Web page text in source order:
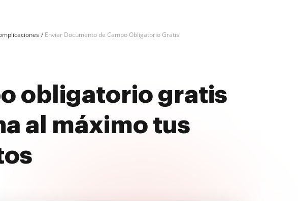
Enviar Documento de Campo Obligatorio Gratis
obligatorio gratis
al máximo tus